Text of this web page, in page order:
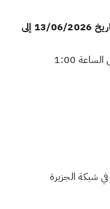
كل سبت وأحد لمدة 4 أسابيع، من تاريخ 13/06/2026 إلى
شبكة الجزيرة